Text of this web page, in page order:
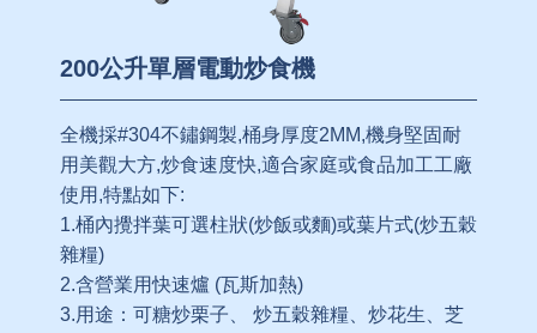
200公升單層電動炒食機
全機採#304不鏽鋼製,桶身厚度2MM,機身堅固耐
用美觀大方,炒食速度快,適合家庭或食品加工工廠
使用,特點如下:
1.桶內攪拌葉可選柱狀(炒飯或麵)或葉片式(炒五穀
雜糧)
2.含營業用快速爐 (瓦斯加熱)
3.用途：可糖炒栗子、 炒五穀雜糧、炒花生、芝